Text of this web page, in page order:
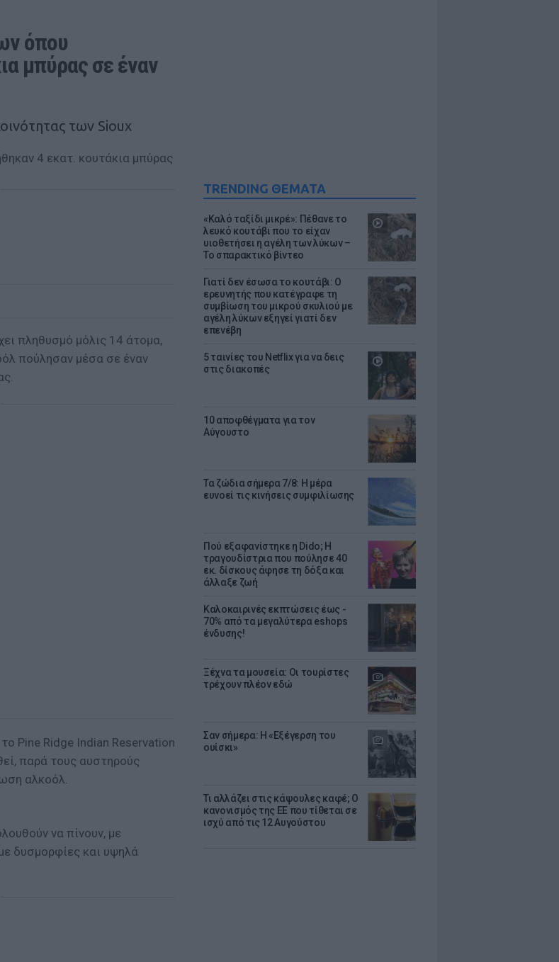
TRENDING ΘΕΜΑΤΑ
«Καλό ταξίδι μικρέ»: Πέθανε το
λευκό κουτάβι που το είχαν
υιοθετήσει η αγέλη των λύκων –
Το σπαρακτικό βίντεο
Γιατί δεν έσωσα το κουτάβι: Ο
ερευνητής που κατέγραφε τη
συμβίωση του μικρού σκυλιού με
αγέλη λύκων εξηγεί γιατί δεν
επενέβη
5 ταινίες του Netflix για να δεις
στις διακοπές
10 αποφθέγματα για τον
Αύγουστο
Τα ζώδια σήμερα 7/8: Η μέρα
ευνοεί τις κινήσεις συμφιλίωσης
Πού εξαφανίστηκε η Dido; Η
τραγουδίστρια που πούλησε 40
εκ. δίσκους άφησε τη δόξα και
άλλαξε ζωή
Καλοκαιρινές εκπτώσεις έως -
70% από τα μεγαλύτερα eshops
ένδυσης!
Ξέχνα τα μουσεία: Οι τουρίστες
τρέχουν πλέον εδώ
Σαν σήμερα: Η «Εξέγερση του
ουίσκι»
Τι αλλάζει στις κάψουλες καφέ; Ο
κανονισμός της ΕΕ που τίθεται σε
ισχύ από τις 12 Αυγούστου
όπου
μπύρας σε έναν
των Sioux
πληθυσμό μόλις 14 άτομα,
πούλησαν μέσα σε έναν
Pine Ridge Indian Reservation
παρά τους αυστηρούς
αλκοόλ.
να πίνουν, με
δυσμορφίες και υψηλά